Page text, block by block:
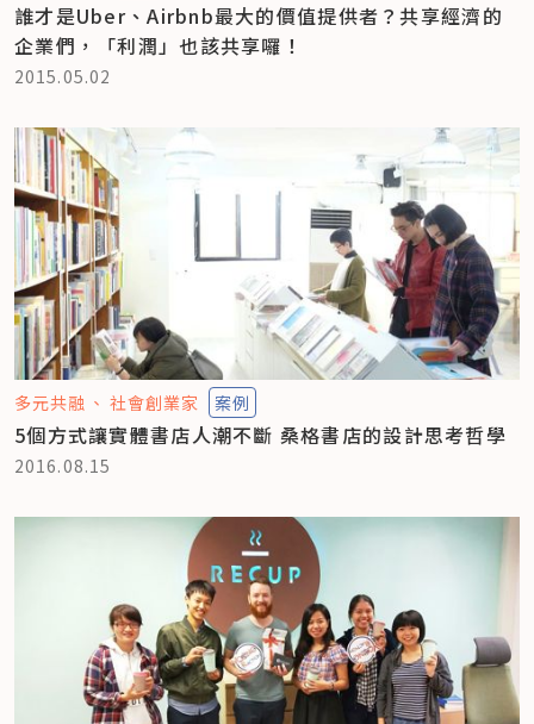
誰才是Uber、Airbnb最大的價值提供者？共享經濟的
企業們，「利潤」也該共享囉！
2015.05.02
多元共融 社會創業家 案例
5個方式讓實體書店人潮不斷 桑格書店的設計思考哲學
2016.08.15